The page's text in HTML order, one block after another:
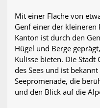
Mit einer Fläche von
Genf einer der kleineren
Kanton ist durch den
Hügel und Berge
Kulisse bieten. Die Stadt
des Sees und ist
Seepromenade, die
und den Blick auf die